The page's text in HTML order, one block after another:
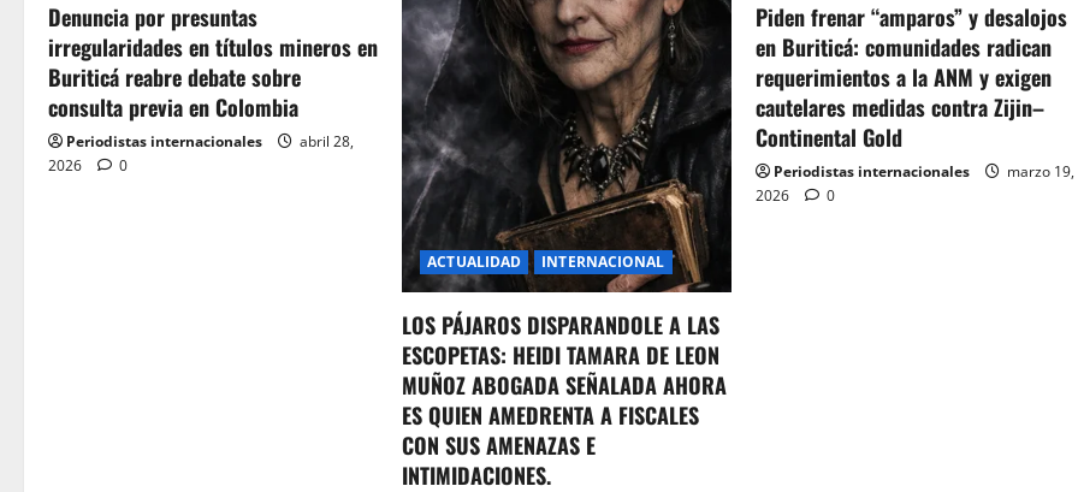
Denuncia por presuntas
irregularidades en títulos mineros en
Buriticá reabre debate sobre
consulta previa en Colombia
Periodistas internacionales
abril 28,
2026
0
ACTUALIDAD INTERNACIONAL
LOS PÁJAROS DISPARANDOLE A LAS
ESCOPETAS: HEIDI TAMARA DE LEON
MUÑOZ ABOGADA SEÑALADA AHORA
ES QUIEN AMEDRENTA A FISCALES
CON SUS AMENAZAS E
INTIMIDACIONES.
Piden frenar “amparos” y desalojos
en Buriticá: comunidades radican
requerimientos a la ANM y exigen
cautelares medidas contra Zijin–
Continental Gold
Periodistas internacionales
marzo 19,
2026
0